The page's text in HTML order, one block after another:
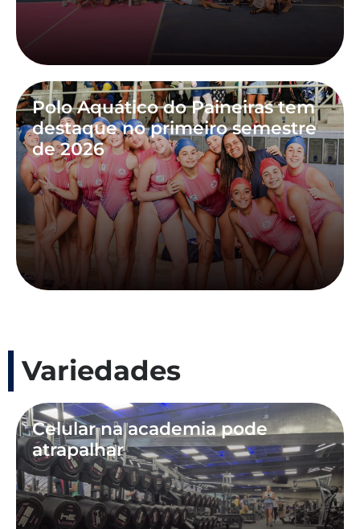
Polo Aquático do Paineiras tem
destaque no primeiro semestre
de 2026
Variedades
Celular na academia pode
atrapalhar